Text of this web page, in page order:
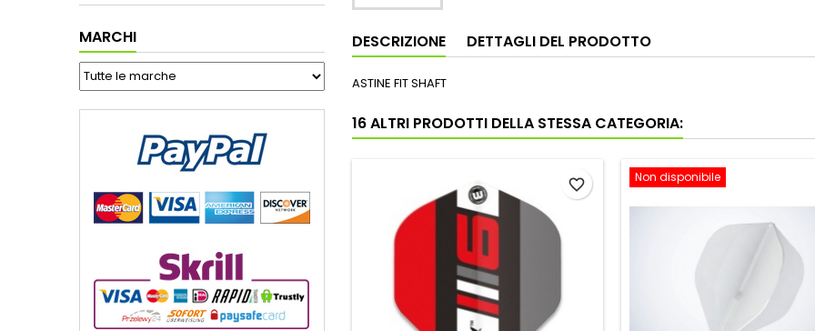
MARCHI DESCRIZIONE DETTAGLI DEL PRODOTTO
ASTINE FIT SHAFT
16 ALTRI PRODOTTI DELLA STESSA CATEGORIA:
favorite_border Non disponibile